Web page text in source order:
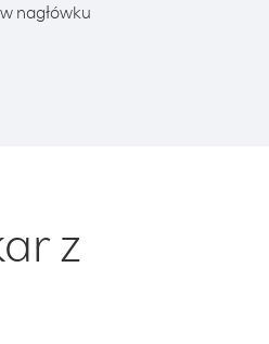
nagłówku
z